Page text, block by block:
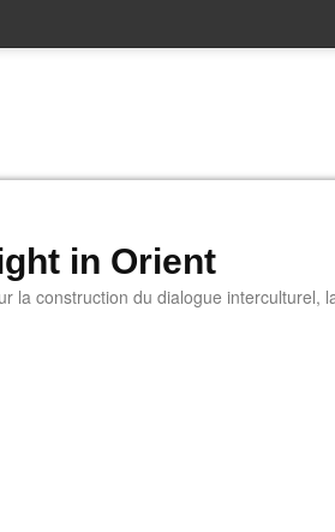
in Orient
la construction du dialogue interculturel,